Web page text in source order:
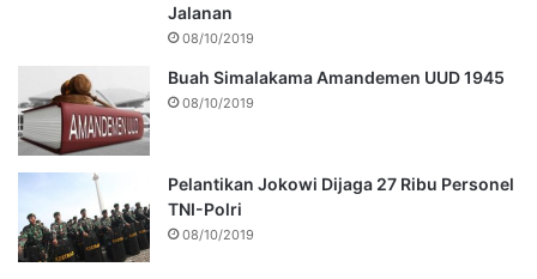
Jalanan
08/10/2019
Buah Simalakama Amandemen UUD 1945
08/10/2019
Pelantikan Jokowi Dijaga 27 Ribu Personel
TNI-Polri
08/10/2019